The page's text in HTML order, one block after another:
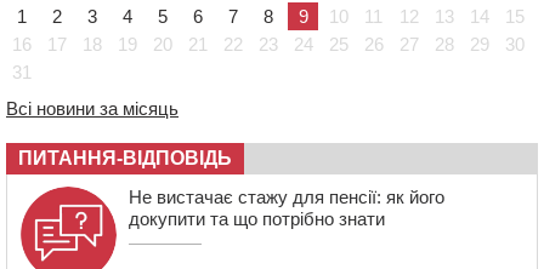
закрили сезон літнього табору для людей поважного
віку
17:48
ОВА виділити кошти на дороговартісні ліки
17:15 На Уманщині судитимуть колишню очільницю відділу
освіти через закупівлю електрики за завищеною
ціною
16:40 У Черкасах провели в останню путь двох
загиблих воїнів
1
2 3 4 5 6 7 8 9 10 11 12 13 14
15
16
17 18 19 20 21 22 23 24 25 26 27 28 29
30
31
Всі новини за місяць
ПИТАННЯ-ВІДПОВІДЬ
Не вистачає стажу для пенсії: як його
докупити та що потрібно знати